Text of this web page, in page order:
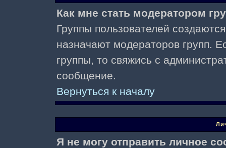
Как мне стать модератором
Группы пользователей
назначают модераторов групп.
группы, то свяжись с
сообщение.
Вернуться к началу
Я не могу отправить личное